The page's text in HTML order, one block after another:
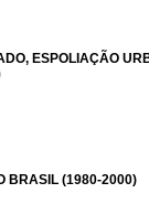
ESPOLIAÇÃO
BRASIL (1980-2000)